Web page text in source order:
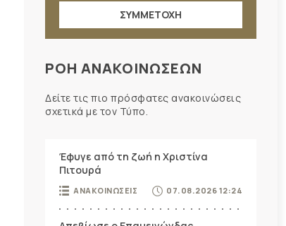
ΣΥΜΜΕΤΟΧΗ
ΡΟΗ ΑΝΑΚΟΙΝΩΣΕΩΝ
Δείτε τις πιο πρόσφατες ανακοινώσεις
σχετικά με τον Τύπο.
Έφυγε από τη ζωή η Χριστίνα
Πιτουρά
ΑΝΑΚΟΙΝΩΣΕΙΣ 07.08.2026 12:24